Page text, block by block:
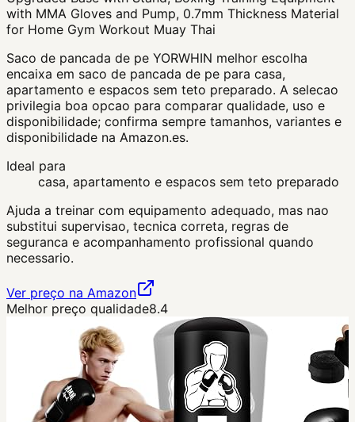
with MMA Gloves and Pump, 0.7mm Thickness Material
for Home Gym Workout Muay Thai
Saco de pancada de pe YORWHIN melhor escolha
encaixa em saco de pancada de pe para casa,
apartamento e espacos sem teto preparado. A selecao
privilegia boa opcao para comparar qualidade, uso e
disponibilidade; confirma sempre tamanhos, variantes e
disponibilidade na Amazon.es.
Ideal para
casa, apartamento e espacos sem teto preparado
Ajuda a treinar com equipamento adequado, mas nao
substitui supervisao, tecnica correta, regras de
seguranca e acompanhamento profissional quando
necessario.
Ver preço na Amazon
Melhor preço qualidade8.4